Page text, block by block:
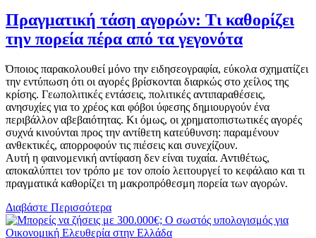
Πραγματική τάση αγορών: Τι καθορίζει
την πορεία πέρα από τα γεγονότα
Όποιος παρακολουθεί μόνο την ειδησεογραφία, εύκολα σχηματίζει
την εντύπωση ότι οι αγορές βρίσκονται διαρκώς στο χείλος της
κρίσης. Γεωπολιτικές εντάσεις, πολιτικές αντιπαραθέσεις,
ανησυχίες για το χρέος και φόβοι ύφεσης δημιουργούν ένα
περιβάλλον αβεβαιότητας. Κι όμως, οι χρηματοπιστωτικές αγορές
συχνά κινούνται προς την αντίθετη κατεύθυνση: παραμένουν
ανθεκτικές, απορροφούν τις πιέσεις και συνεχίζουν.
Αυτή η φαινομενική αντίφαση δεν είναι τυχαία. Αντιθέτως,
αποκαλύπτει τον τρόπο με τον οποίο λειτουργεί το κεφάλαιο και τι
πραγματικά καθορίζει τη μακροπρόθεσμη πορεία των αγορών.
Διαβάστε Περισσότερα